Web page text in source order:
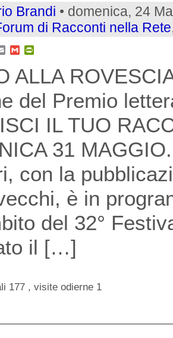
Brandi • domenica, 24
di Racconti nella Rete
EmailGmail
ALLA
del Premio
IL TUO
31
con la
è in
del 32°
il […]
177 , visite odierne 1